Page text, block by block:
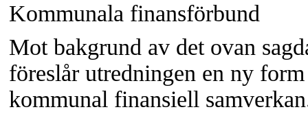
Kommunala finansförbund
Mot bakgrund av det ovan
föreslår utredningen en ny
kommunal finansiell